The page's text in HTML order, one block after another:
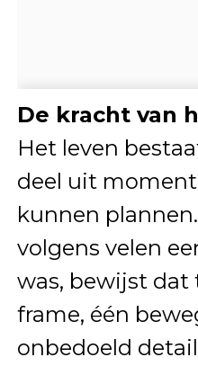
De kracht van
Het leven
deel uit
kunnen
volgens velen
was, bewijst dat
frame, één
onbedoeld